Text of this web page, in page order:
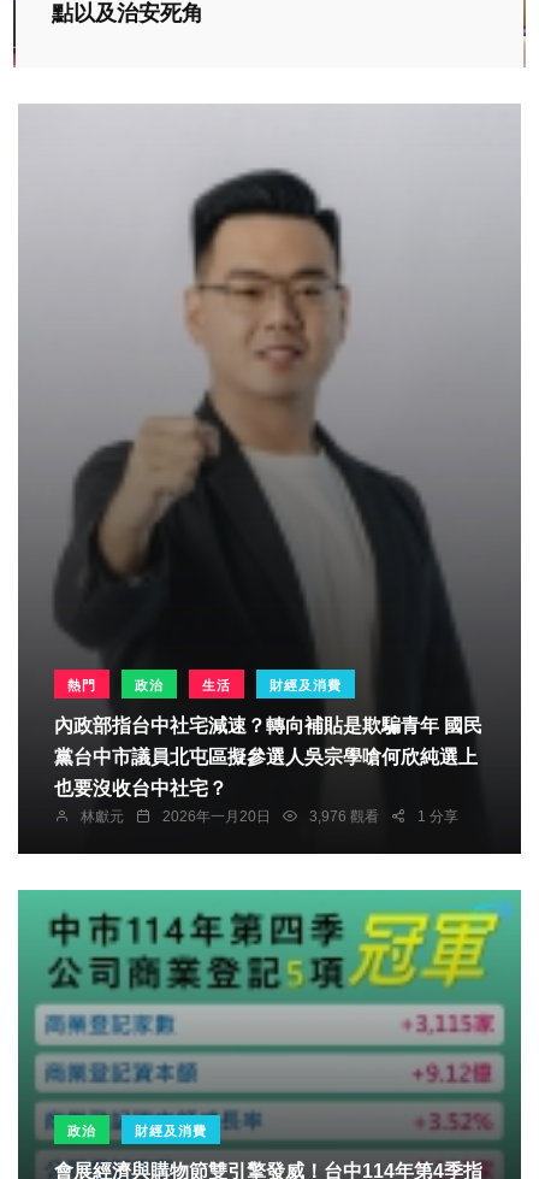
點以及治安死角
熱門 政治 生活 財經及消費
內政部指台中社宅減速？轉向補貼是欺騙青年 國民
黨台中市議員北屯區擬參選人吳宗學嗆何欣純選上
也要沒收台中社宅？
林獻元 2026年一月20日 3,976 觀看 1 分享
政治 財經及消費
會展經濟與購物節雙引擎發威！台中114年第4季指